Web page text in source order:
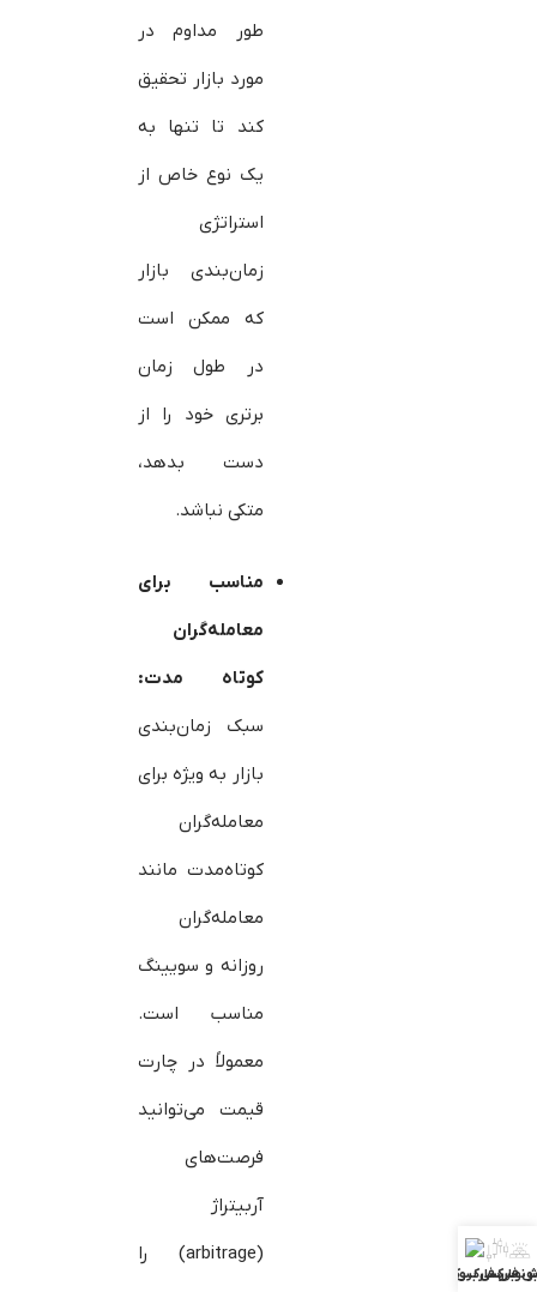
طور مداوم در
مورد بازار تحقیق
کند تا تنها به
یک نوع خاص از
استراتژی
زمان‌بندی بازار
که ممکن است
در طول زمان
برتری خود را از
دست بدهد،
متکی نباشد.
مناسب برای
معامله‌گران
کوتاه مدت:
سبک زمان‌بندی
بازار به ویژه برای
معامله‌گران
کوتاه‌مدت مانند
معامله‌گران
روزانه و سویینگ
مناسب است.
معمولاً در چارت
قیمت می‌توانید
فرصت‌های
آربیتراژ
(arbitrage) را
فارکسفارکس
بررسی بروکرها